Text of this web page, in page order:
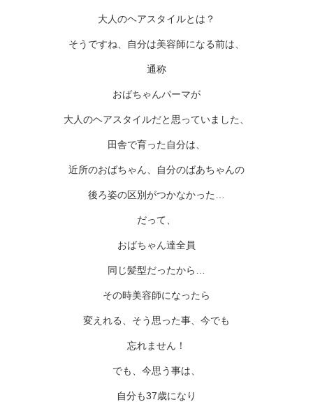
大人のヘアスタイルとは？
そうですね、自分は美容師になる前は、
通称
おばちゃんパーマが
大人のヘアスタイルだと思っていました、
田舎で育った自分は、
近所のおばちゃん、自分のばあちゃんの
後ろ姿の区別がつかなかった…
だって、
おばちゃん達全員
同じ髪型だったから…
その時美容師になったら
変えれる、そう思った事、今でも
忘れません！
でも、今思う事は、
自分も37歳になり